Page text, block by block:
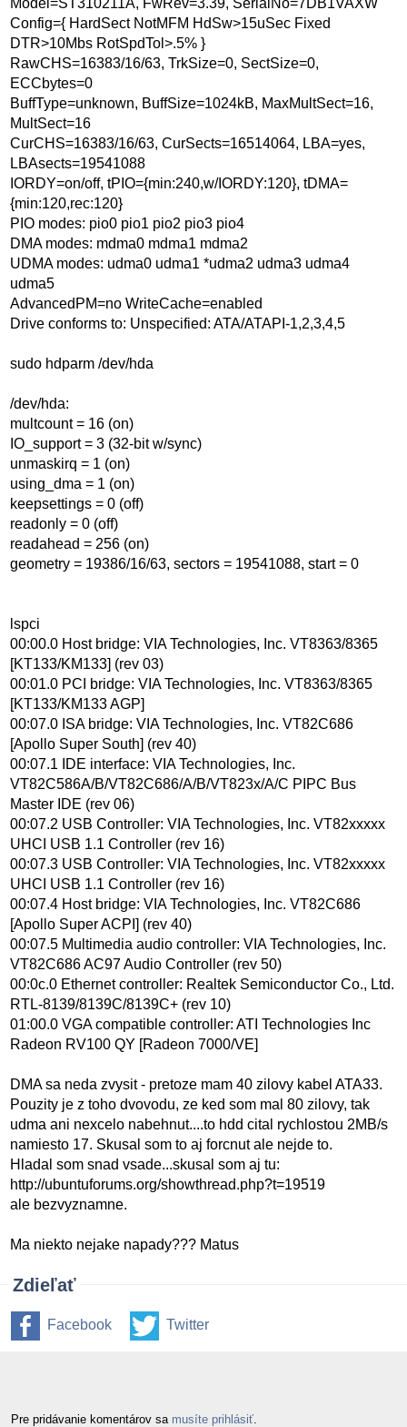
Model=ST310211A, FwRev=3.39, SerialNo=7DB1VAXW
Config={ HardSect NotMFM HdSw>15uSec Fixed
DTR>10Mbs RotSpdTol>.5% }
RawCHS=16383/16/63, TrkSize=0, SectSize=0,
ECCbytes=0
BuffType=unknown, BuffSize=1024kB, MaxMultSect=16,
MultSect=16
CurCHS=16383/16/63, CurSects=16514064, LBA=yes,
LBAsects=19541088
IORDY=on/off, tPIO={min:240,w/IORDY:120}, tDMA=
{min:120,rec:120}
PIO modes: pio0 pio1 pio2 pio3 pio4
DMA modes: mdma0 mdma1 mdma2
UDMA modes: udma0 udma1 *udma2 udma3 udma4
udma5
AdvancedPM=no WriteCache=enabled
Drive conforms to: Unspecified: ATA/ATAPI-1,2,3,4,5
sudo hdparm /dev/hda
/dev/hda:
multcount = 16 (on)
IO_support = 3 (32-bit w/sync)
unmaskirq = 1 (on)
using_dma = 1 (on)
keepsettings = 0 (off)
readonly = 0 (off)
readahead = 256 (on)
geometry = 19386/16/63, sectors = 19541088, start = 0
lspci
00:00.0 Host bridge: VIA Technologies, Inc. VT8363/8365
[KT133/KM133] (rev 03)
00:01.0 PCI bridge: VIA Technologies, Inc. VT8363/8365
[KT133/KM133 AGP]
00:07.0 ISA bridge: VIA Technologies, Inc. VT82C686
[Apollo Super South] (rev 40)
00:07.1 IDE interface: VIA Technologies, Inc.
VT82C586A/B/VT82C686/A/B/VT823x/A/C PIPC Bus
Master IDE (rev 06)
00:07.2 USB Controller: VIA Technologies, Inc. VT82xxxxx
UHCI USB 1.1 Controller (rev 16)
00:07.3 USB Controller: VIA Technologies, Inc. VT82xxxxx
UHCI USB 1.1 Controller (rev 16)
00:07.4 Host bridge: VIA Technologies, Inc. VT82C686
[Apollo Super ACPI] (rev 40)
00:07.5 Multimedia audio controller: VIA Technologies, Inc.
VT82C686 AC97 Audio Controller (rev 50)
00:0c.0 Ethernet controller: Realtek Semiconductor Co., Ltd.
RTL-8139/8139C/8139C+ (rev 10)
01:00.0 VGA compatible controller: ATI Technologies Inc
Radeon RV100 QY [Radeon 7000/VE]
DMA sa neda zvysit - pretoze mam 40 zilovy kabel ATA33.
Pouzity je z toho dvovodu, ze ked som mal 80 zilovy, tak
udma ani nexcelo nabehnut....to hdd cital rychlostou 2MB/s
namiesto 17. Skusal som to aj forcnut ale nejde to.
Hladal som snad vsade...skusal som aj tu:
http://ubuntuforums.org/showthread.php?t=19519
ale bezvyznamne.
Ma niekto nejake napady??? Matus
Zdieľať
Facebook Twitter
Pre pridávanie komentárov sa musíte prihlásiť